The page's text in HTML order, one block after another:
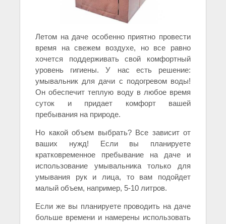
Летом на даче особенно приятно провести
время на свежем воздухе, но все равно
хочется поддерживать свой комфортный
уровень гигиены. У нас есть решение:
умывальник для дачи с подогревом воды!
Он обеспечит теплую воду в любое время
суток и придает комфорт вашей
пребывания на природе.
Но какой объем выбрать? Все зависит от
ваших нужд! Если вы планируете
кратковременное пребывание на даче и
использование умывальника только для
умывания рук и лица, то вам подойдет
малый объем, например, 5-10 литров.
Если же вы планируете проводить на даче
больше времени и намерены использовать